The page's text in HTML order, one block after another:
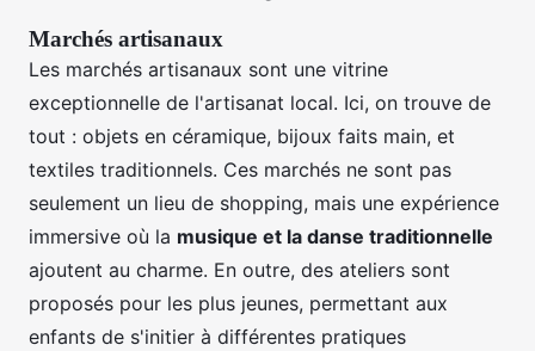
Marchés artisanaux
Les marchés artisanaux sont une vitrine
exceptionnelle de l'artisanat local. Ici, on trouve de
tout : objets en céramique, bijoux faits main, et
textiles traditionnels. Ces marchés ne sont pas
seulement un lieu de shopping, mais une expérience
immersive où la musique et la danse traditionnelle
ajoutent au charme. En outre, des ateliers sont
proposés pour les plus jeunes, permettant aux
enfants de s'initier à différentes pratiques